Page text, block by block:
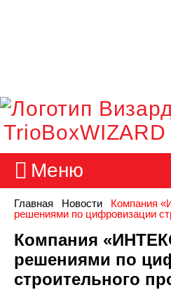
TrioBoxWIZARD
Меню
Главная Новости
Компания
решениями по цифровизации
Компания
решениями по
строительного